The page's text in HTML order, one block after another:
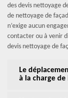
des devis nettoyage
de nettoyage de
n’exige aucun
contacter ou à venir
devis nettoyage de
Le
à la charge de